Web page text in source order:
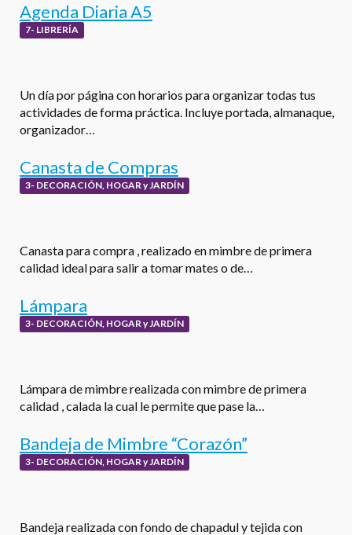
Agenda Diaria A5
7- LIBRERÍA
Un día por página con horarios para organizar todas tus
actividades de forma práctica. Incluye portada, almanaque,
organizador…
Canasta de Compras
3- DECORACIÓN, HOGAR y JARDÍN
Canasta para compra , realizado en mimbre de primera
calidad ideal para salir a tomar mates o de…
Lámpara
3- DECORACIÓN, HOGAR y JARDÍN
Lámpara de mimbre realizada con mimbre de primera
calidad , calada la cual le permite que pase la…
Bandeja de Mimbre “Corazón”
3- DECORACIÓN, HOGAR y JARDÍN
Bandeja realizada con fondo de chapadul y tejida con